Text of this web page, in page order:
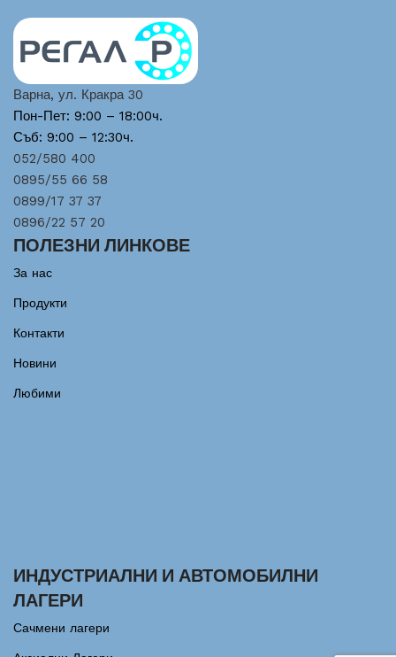
Варна, ул. Кракра 30
Пон-Пет: 9:00 – 18:00ч.
Съб: 9:00 – 12:30ч.
052/580 400
0895/55 66 58
0899/17 37 37
0896/22 57 20
ПОЛЕЗНИ ЛИНКОВЕ
За нас
Продукти
Контакти
Новини
Любими
ИНДУСТРИАЛНИ И АВТОМОБИЛНИ
ЛАГЕРИ
Сачмени лагери